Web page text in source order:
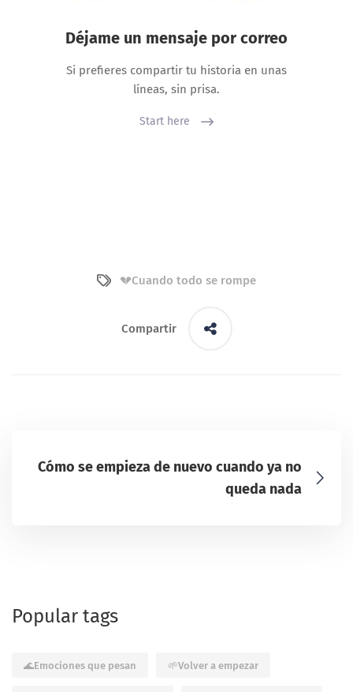
Déjame un mensaje por correo
Si prefieres compartir tu historia en unas
líneas, sin prisa.
Start here
💔Cuando todo se rompe
Compartir
Cómo se empieza de nuevo cuando ya no
queda nada
Popular tags
🌊Emociones que pesan 🌱Volver a empezar